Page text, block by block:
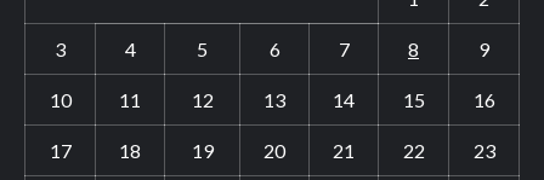
3 4 5 6 7 8 9
10 11 12 13 14 15 16
17 18 19 20 21 22 23